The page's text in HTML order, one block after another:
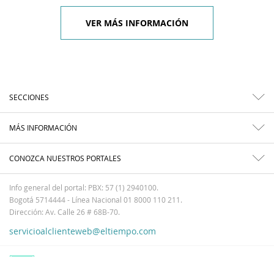
VER MÁS INFORMACIÓN
SECCIONES
MÁS INFORMACIÓN
CONOZCA NUESTROS PORTALES
Info general del portal: PBX: 57 (1) 2940100.
Bogotá 5714444 - Línea Nacional 01 8000 110 211.
Dirección: Av. Calle 26 # 68B-70.
servicioalclienteweb@eltiempo.com